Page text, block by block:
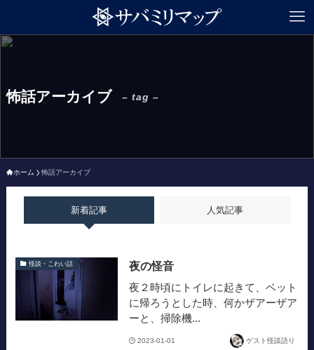
怖話アーカイブ – tag –
ホーム 怖話アーカイブ
新着記事 人気記事
怪談・こわい話 夜の怪音
夜２時頃にトイレに起きて、ベット
に帰ろうとした時、何かザアーザア
ーと、掃除機...
2023-01-01 ゲスト怪談語り